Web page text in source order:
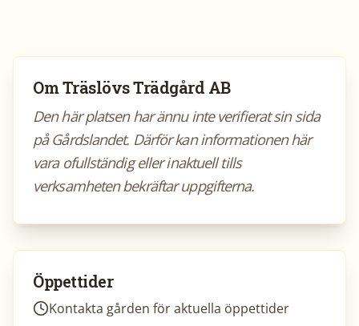
OmTräslövs Trädgård AB
Den här platsen har ännu inte verifierat sin sida
på Gårdslandet. Därför kan informationen här
vara ofullständig eller inaktuell tills
verksamheten bekräftar uppgifterna.
Öppettider
Kontakta gården för aktuella öppettider